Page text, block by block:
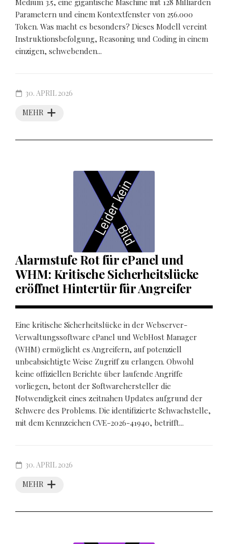
Medium 3.5, eine gigantische Maschine mit 128 Milliarden
Parametern und einem Kontextfenster von 256.000
Token. Was macht es besonders? Dieses Modell vereint
Instruktionsbefolgung, Reasoning und Coding in einem
einzigen, schwebenden...
MEHR
30. APRIL 2026
Alarmstufe Rot für cPanel und
WHM: Kritische Sicherheitslücke
eröffnet Hintertür für Angreifer
Eine kritische Sicherheitslücke in der Webserver-
Verwaltungssoftware cPanel und WebHost Manager
(WHM) ermöglicht es Angreifern, auf potenziell
unbeabsichtigte Weise Zugriff zu erlangen. Obwohl
keine offiziellen Berichte über laufende Angriffe
vorliegen, betont der Softwarehersteller die
Notwendigkeit eines zeitnahen Updates aufgrund der
Schwere des Problems. Die identifizierte Schwachstelle,
mit dem Kennzeichen CVE-2026-41940, betrifft...
MEHR
30. APRIL 2026